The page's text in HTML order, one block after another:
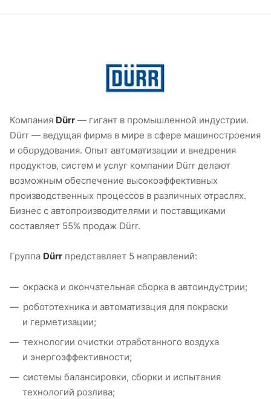
Компания Dürr — гигант в промышленной индустрии.
Dürr — ведущая фирма в мире в сфере машиностроения
и оборудования. Опыт автоматизации и внедрения
продуктов, систем и услуг компании Dürr делают
возможным обеспечение высокоэффективных
производственных процессов в различных отраслях.
Бизнес с автопроизводителями и поставщиками
составляет 55% продаж Dürr.
Группа Dürr представляет 5 направлений:
окраска и окончательная сборка в автоиндустрии;
робототехника и автоматизация для покраски
и герметизации;
технологии очистки отработанного воздуха
и энергоэффективности;
системы балансировки, сборки и испытания
технологий розлива;